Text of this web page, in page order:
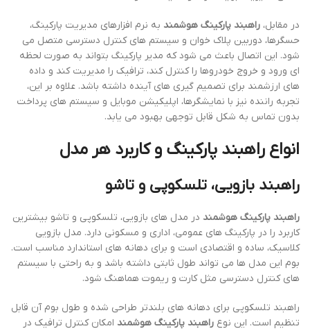
در مقابل، راهبند پارکینگ هوشمند به نرم افزارهای مدیریت پارکینگ،
حسگرها، دوربین پلاک خوان و سیستم های کنترل دسترسی متصل می
شود. این اتصال باعث می شود که مدیر پارکینگ بتواند به صورت لحظه
ای ورود و خروج خودروها را کنترل کند، ترافیک را مدیریت کند و داده
های ارزشمند برای تصمیم گیری های آینده داشته باشد. علاوه بر این،
تجربه راننده نیز با نمایشگرها، اپلیکیشن موبایل و سیستم های پرداخت
بدون تماس به شکل قابل توجهی بهبود می یابد.
انواع راهبند پارکینگ و کاربرد هر مدل
راهبند بازویی، تلسکوپی و تاشو
راهبند پارکینگ هوشمند در مدل های بازویی، تلسکوپی و تاشو بیشترین
کاربرد را در پارکینگ های عمومی، اداری و مسکونی دارد. مدل بازویی
کلاسیک، ساده و اقتصادی است و برای دهانه های استاندارد مناسب است.
بوم این مدل ها می تواند طول ثابتی داشته باشد و به راحتی با سیستم
های کنترل دسترسی مثل کارت و ریموت هماهنگ شود.
راهبند تلسکوپی برای دهانه های بلندتر طراحی شده و طول بوم آن قابل
تنظیم است. این نوع راهبند پارکینگ هوشمند امکان کنترل ترافیک در